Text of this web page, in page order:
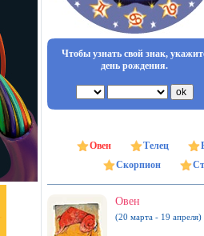
Чтобы узнать свой знак,
день рождения.
Овен Телец
Скорпион
Овен
(20 марта - 19 апреля)